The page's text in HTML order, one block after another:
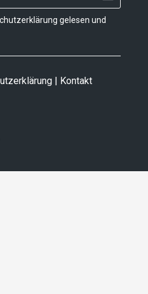
gelesen und
Kontakt